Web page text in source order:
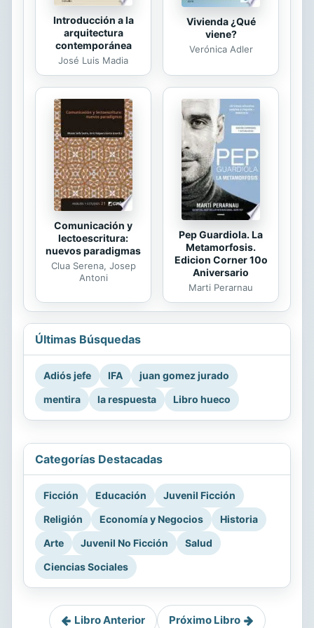
Introducción a la
arquitectura
contemporánea
José Luis Madia
Vivienda ¿Qué
viene?
Verónica Adler
Comunicación y
lectoescritura:
nuevos paradigmas
Clua Serena, Josep
Antoni
Pep Guardiola. La
Metamorfosis.
Edicion Corner 10o
Aniversario
Marti Perarnau
Últimas Búsquedas
Adiós jefe IFA
juan gomez jurado
mentira
la respuesta Libro hueco
Categorías Destacadas
Ficción Educación
Juvenil Ficción
Religión
Economía y Negocios
Historia
Arte
Juvenil No Ficción
Salud
Ciencias Sociales
Libro Anterior Próximo Libro